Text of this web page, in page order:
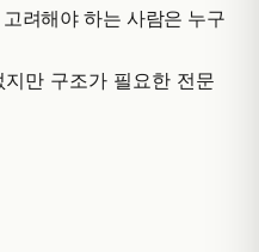
려해야 하는 사람은 누구
만 구조가 필요한 전문